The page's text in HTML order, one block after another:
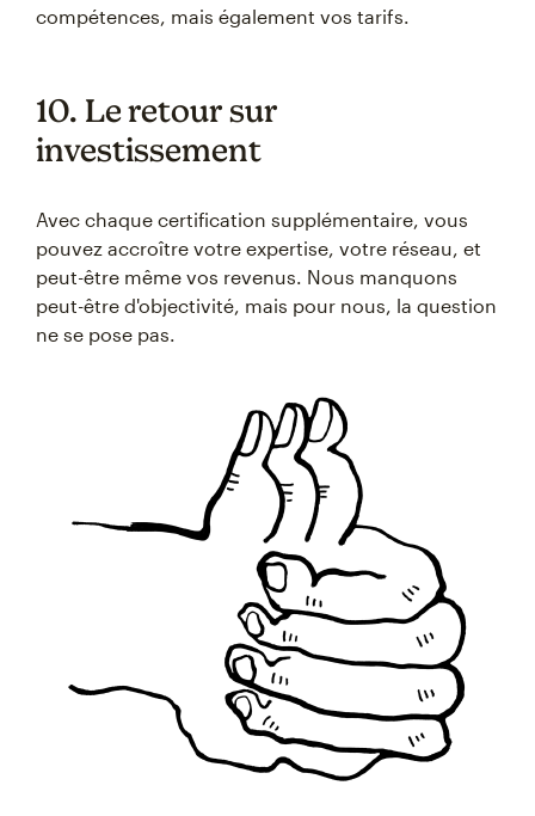
compétences, mais également vos tarifs.
10. Le retour sur
investissement
Avec chaque certification supplémentaire, vous
pouvez accroître votre expertise, votre réseau, et
peut-être même vos revenus. Nous manquons
peut-être d'objectivité, mais pour nous, la question
ne se pose pas.